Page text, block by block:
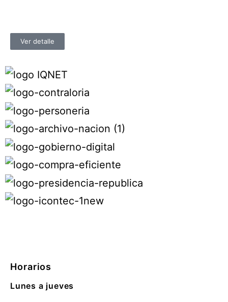
Ver detalle
Horarios
Lunes a jueves